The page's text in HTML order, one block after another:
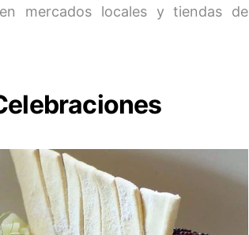
mercados locales y tiendas de